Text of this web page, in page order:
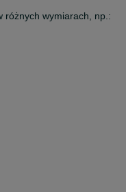
różnych wymiarach, np.:
I-gatunku
i kształt do wyboru